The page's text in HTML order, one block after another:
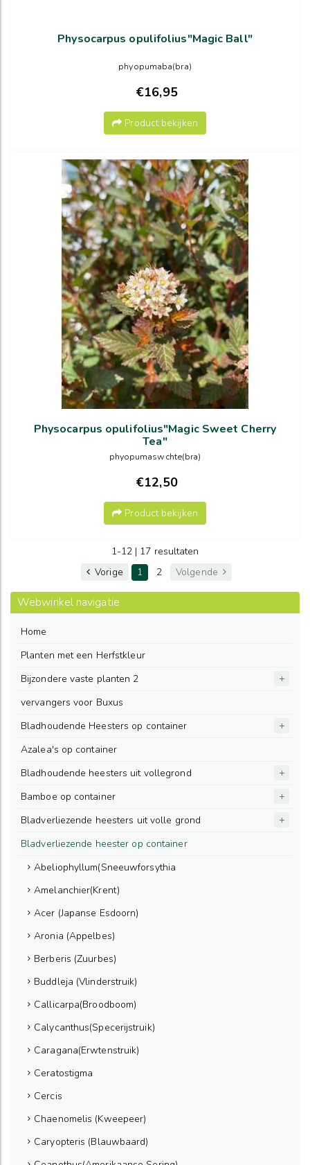
Physocarpus opulifolius"Magic Ball"
phyopumaba(bra)
€16,95
Product bekijken
Physocarpus opulifolius"Magic Sweet Cherry
Tea"
phyopumaswchte(bra)
€12,50
Product bekijken
1-12 | 17 resultaten
Vorige
1 2 Volgende
Webwinkel navigatie
Home
Planten met een Herfstkleur
Bijzondere vaste planten 2
vervangers voor Buxus
Bladhoudende Heesters op container
Azalea's op container
Bladhoudende heesters uit vollegrond
Bamboe op container
Bladverliezende heesters uit volle grond
Bladverliezende heester op container
Abeliophyllum(Sneeuwforsythia
Amelanchier(Krent)
Acer (Japanse Esdoorn)
Aronia (Appelbes)
Berberis (Zuurbes)
Buddleja (Vlinderstruik)
Callicarpa(Broodboom)
Calycanthus(Specerijstruik)
Caragana(Erwtenstruik)
Ceratostigma
Cercis
Chaenomelis (Kweepeer)
Caryopteris (Blauwbaard)